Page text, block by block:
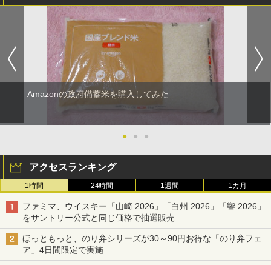
Amazonの政府備蓄米を購入してみた
● ● ●
アクセスランキング
1時間 24時間 1週間 1カ月
ファミマ、ウイスキー「山崎 2026」「白州 2026」「響 2026」
をサントリー公式と同じ価格で抽選販売
ほっともっと、のり弁シリーズが30～90円お得な「のり弁フェ
ア」4日間限定で実施